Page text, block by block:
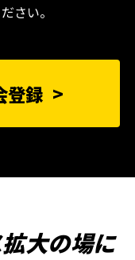
さい。
登録
大の場に